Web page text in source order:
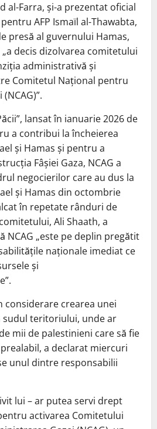
al-Farra, și-a prezentat oficial
AFP Ismaïl al-Thawabta,
presă al guvernului Hamas,
decis dizolvarea comitetului
administrativă și
Comitetul Național pentru
lansat în ianuarie 2026 de
a contribui la încheierea
și Hamas și pentru a
Fâșiei Gaza, NCAG a
negocierilor care au dus la
și Hamas din octombrie
în repetate rânduri de
Ali Shaath, a
NCAG „este pe deplin pregătit
naționale imediat ce
și
considerare crearea unei
sudul teritoriului, unde ar
mii de palestinieni care să fie
a declarat miercuri
unul dintre responsabilii
lui – ar putea servi drept
activarea Comitetului